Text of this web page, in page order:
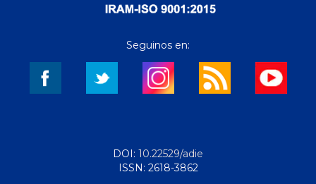
Seguinos en:
DOI: 10.22529/adie
ISSN: 2618-3862